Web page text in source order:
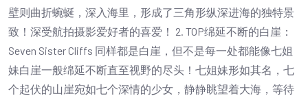
壁则曲折蜿蜒，深入海里，形成了三角形纵深进海的独特景
致！深受航拍摄影爱好者的喜爱！ 2. TOP绵延不断的白崖：
Seven Sister Cliffs 同样都是白崖，但不是每一处都能像七姐
妹白崖一般绵延不断直至视野的尽头！七姐妹形如其名，七
个起伏的山崖宛如七个深情的少女，静静眺望着大海，等待